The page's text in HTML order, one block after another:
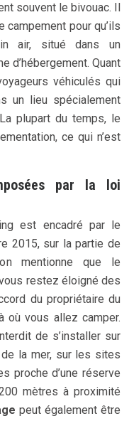
souvent le bivouac. Il
pour qu’ils
air, situé dans un
d’hébergement. Quant
véhiculés qui
un lieu spécialement
plupart du temps, le
ce qui n’est
par la loi
est encadré par le
2015, sur la partie de
mentionne que le
restez éloigné des
du propriétaire du
où vous allez camper.
de s’installer sur
la mer, sur les sites
proche d’une réserve
mètres à proximité
peut également être